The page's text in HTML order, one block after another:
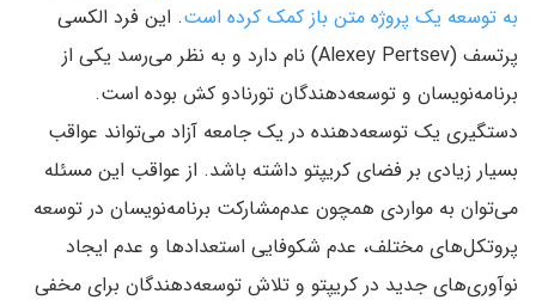
به توسعه یک پروژه متن باز کمک کرده است. این فرد الکسی
پرتسف (Alexey Pertsev) نام دارد و به نظر می‌رسد یکی از
برنامه‌نویسان و توسعه‌دهندگان تورنادو کش بوده است.
دستگیری یک توسعه‌دهنده در یک جامعه آزاد می‌تواند عواقب
بسیار زیادی بر فضای کریپتو داشته باشد. از عواقب این مسئله
می‌توان به مواردی همچون عدم‌مشارکت برنامه‌نویسان در توسعه
پروتکل‌های مختلف، عدم شکوفایی استعدادها و عدم ایجاد
نوآوری‌های جدید در کریپتو و تلاش توسعه‌دهندگان برای مخفی